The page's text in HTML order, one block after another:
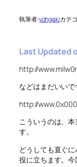
執筆者:yohgakiカテ
Last Updated
http://
などはまだいいで
http://
こういうのは、
す。
どうしても直ぐ
役に立ちます。今